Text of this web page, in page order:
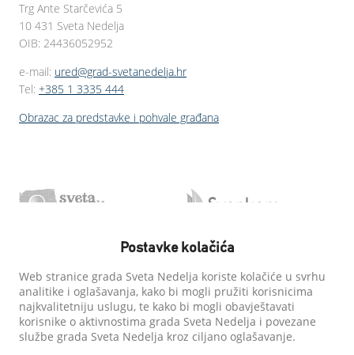
Trg Ante Starčevića 5
10 431 Sveta Nedelja
OIB: 24436052952
e-mail: ured@grad-svetanedelja.hr
Tel: +385 1 3335 444
Obrazac za predstavke i pohvale građana
Postavke kolačića
Web stranice grada Sveta Nedelja koriste kolačiće u svrhu
analitike i oglašavanja, kako bi mogli pružiti korisnicima
najkvalitetniju uslugu, te kako bi mogli obavještavati
korisnike o aktivnostima grada Sveta Nedelja i povezane
službe grada Sveta Nedelja kroz ciljano oglašavanje.